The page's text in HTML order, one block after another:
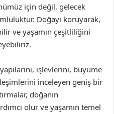
için değil, gelecek
Doğayı koruyarak,
ve yaşamın çeşitliliğini
işlevlerini, büyüme
inceleyen geniş bir
doğanın
olur ve yaşamın temel